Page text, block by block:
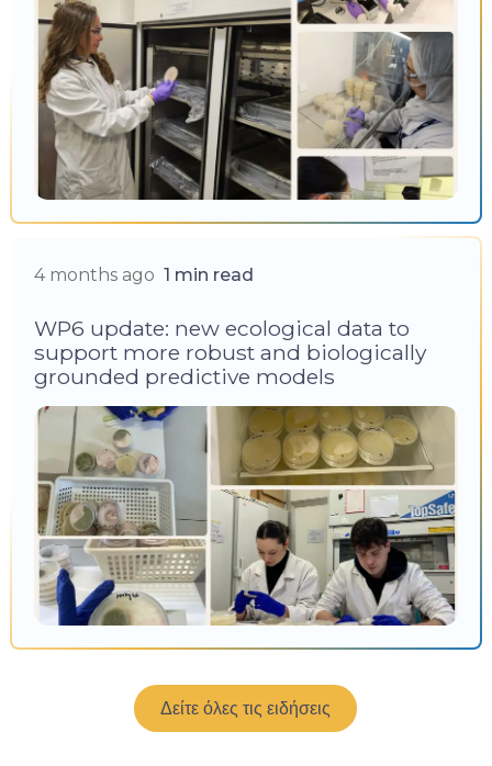
4 months ago 1 min read
WP6 update: new ecological data to
support more robust and biologically
grounded predictive models
Δείτε όλες τις ειδήσεις